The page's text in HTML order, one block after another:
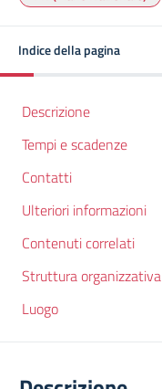
Indice della pagina
Descrizione
Tempi e scadenze
Contatti
Ulteriori informazioni
Contenuti correlati
Struttura organizzativa
Luogo